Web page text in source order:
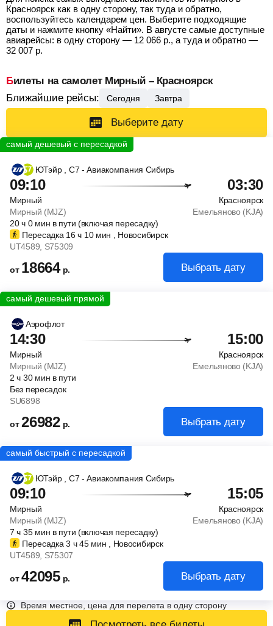
Красноярск как в одну сторону, так туда и обратно,
воспользуйтесь календарем цен. Выберите подходящие
даты и нажмите кнопку «Найти». В августе самые доступные
авиарейсы: в одну сторону — 12 066 р., а туда и обратно —
32 007 р.
Билеты на самолет Мирный – Красноярск
Ближайшие рейсы:
Сегодня Завтра
Выберите дату
ЮТэйр , С7 - Авиакомпания Сибирь
09:10 03:30
Мирный
Красноярск
Мирный (MJZ)
Емельяново (KJA)
20ч0 мин в пути (включая пересадку)
Пересадка 16ч 10 мин , Новосибирск
UT4589 , S75309
от 18664 р. Выбрать дату
Аэрофлот
14:30 15:00
Мирный
Красноярск
Мирный (MJZ)
Емельяново (KJA)
2ч 30 мин в пути
Без пересадок
SU6898
от26982 р. Выбрать дату
ЮТэйр , С7 - Авиакомпания Сибирь
09:10 15:05
Мирный
Красноярск
Мирный (MJZ)
Емельяново (KJA)
7ч 35 мин в пути (включая пересадку)
Пересадка 3 ч45 мин , Новосибирск
UT4589 , S75307
от42095 р. Выбрать дату
Время местное, цена для перелета в одну сторону